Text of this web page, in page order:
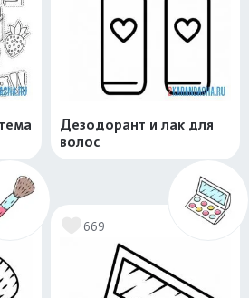
Дезодорант и лак для
волос
669